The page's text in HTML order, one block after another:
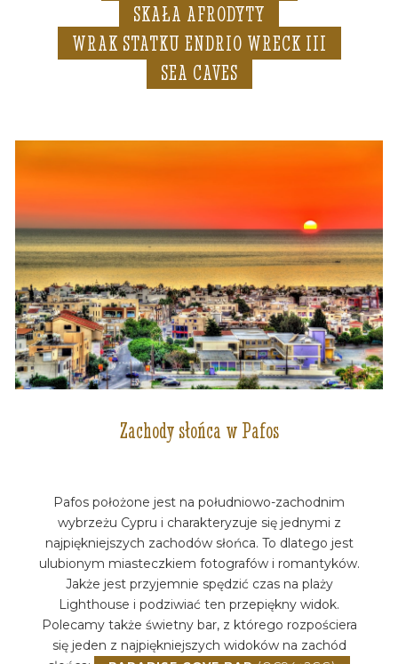
SKAŁA AFRODYTY
WRAK STATKU ENDRIO WRECK III
SEA CAVES
Zachody słońca w Pafos
Pafos położone jest na południowo-zachodnim
wybrzeżu Cypru i charakteryzuje się jednymi z
najpiękniejszych zachodów słońca. To dlatego jest
ulubionym miasteczkiem fotografów i romantyków.
Jakże jest przyjemnie spędzić czas na plaży
Lighthouse i podziwiać ten przepiękny widok.
Polecamy także świetny bar, z którego rozpościera
się jeden z najpiękniejszych widoków na zachód